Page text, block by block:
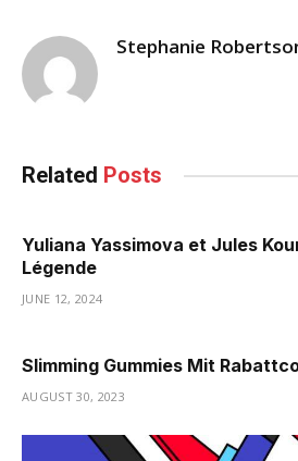
Stephanie
Related Posts
Yuliana Yassimova et Jules
Légende
JUNE 12, 2024
Slimming Gummies Mit
AUGUST 30, 2023